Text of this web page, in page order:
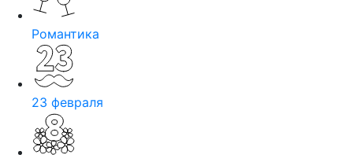
Романтика
23 февраля